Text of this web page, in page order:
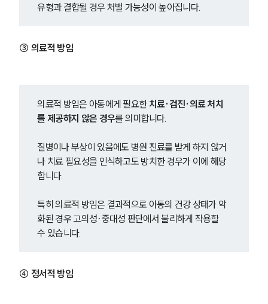
유형과 결합될 경우 처벌 가능성이 높아집니다.
③ 의료적 방임
의료적 방임은 아동에게 필요한 치료·검진·의료 처치
를 제공하지 않은 경우를 의미합니다.
질병이나 부상이 있음에도 병원 진료를 받게 하지 않거
나 치료 필요성을 인식하고도 방치한 경우가 이에 해당
합니다.
특히 의료적 방임은 결과적으로 아동의 건강 상태가 악
화된 경우 고의성·중대성 판단에서 불리하게 작용할
수 있습니다.
④ 정서적 방임